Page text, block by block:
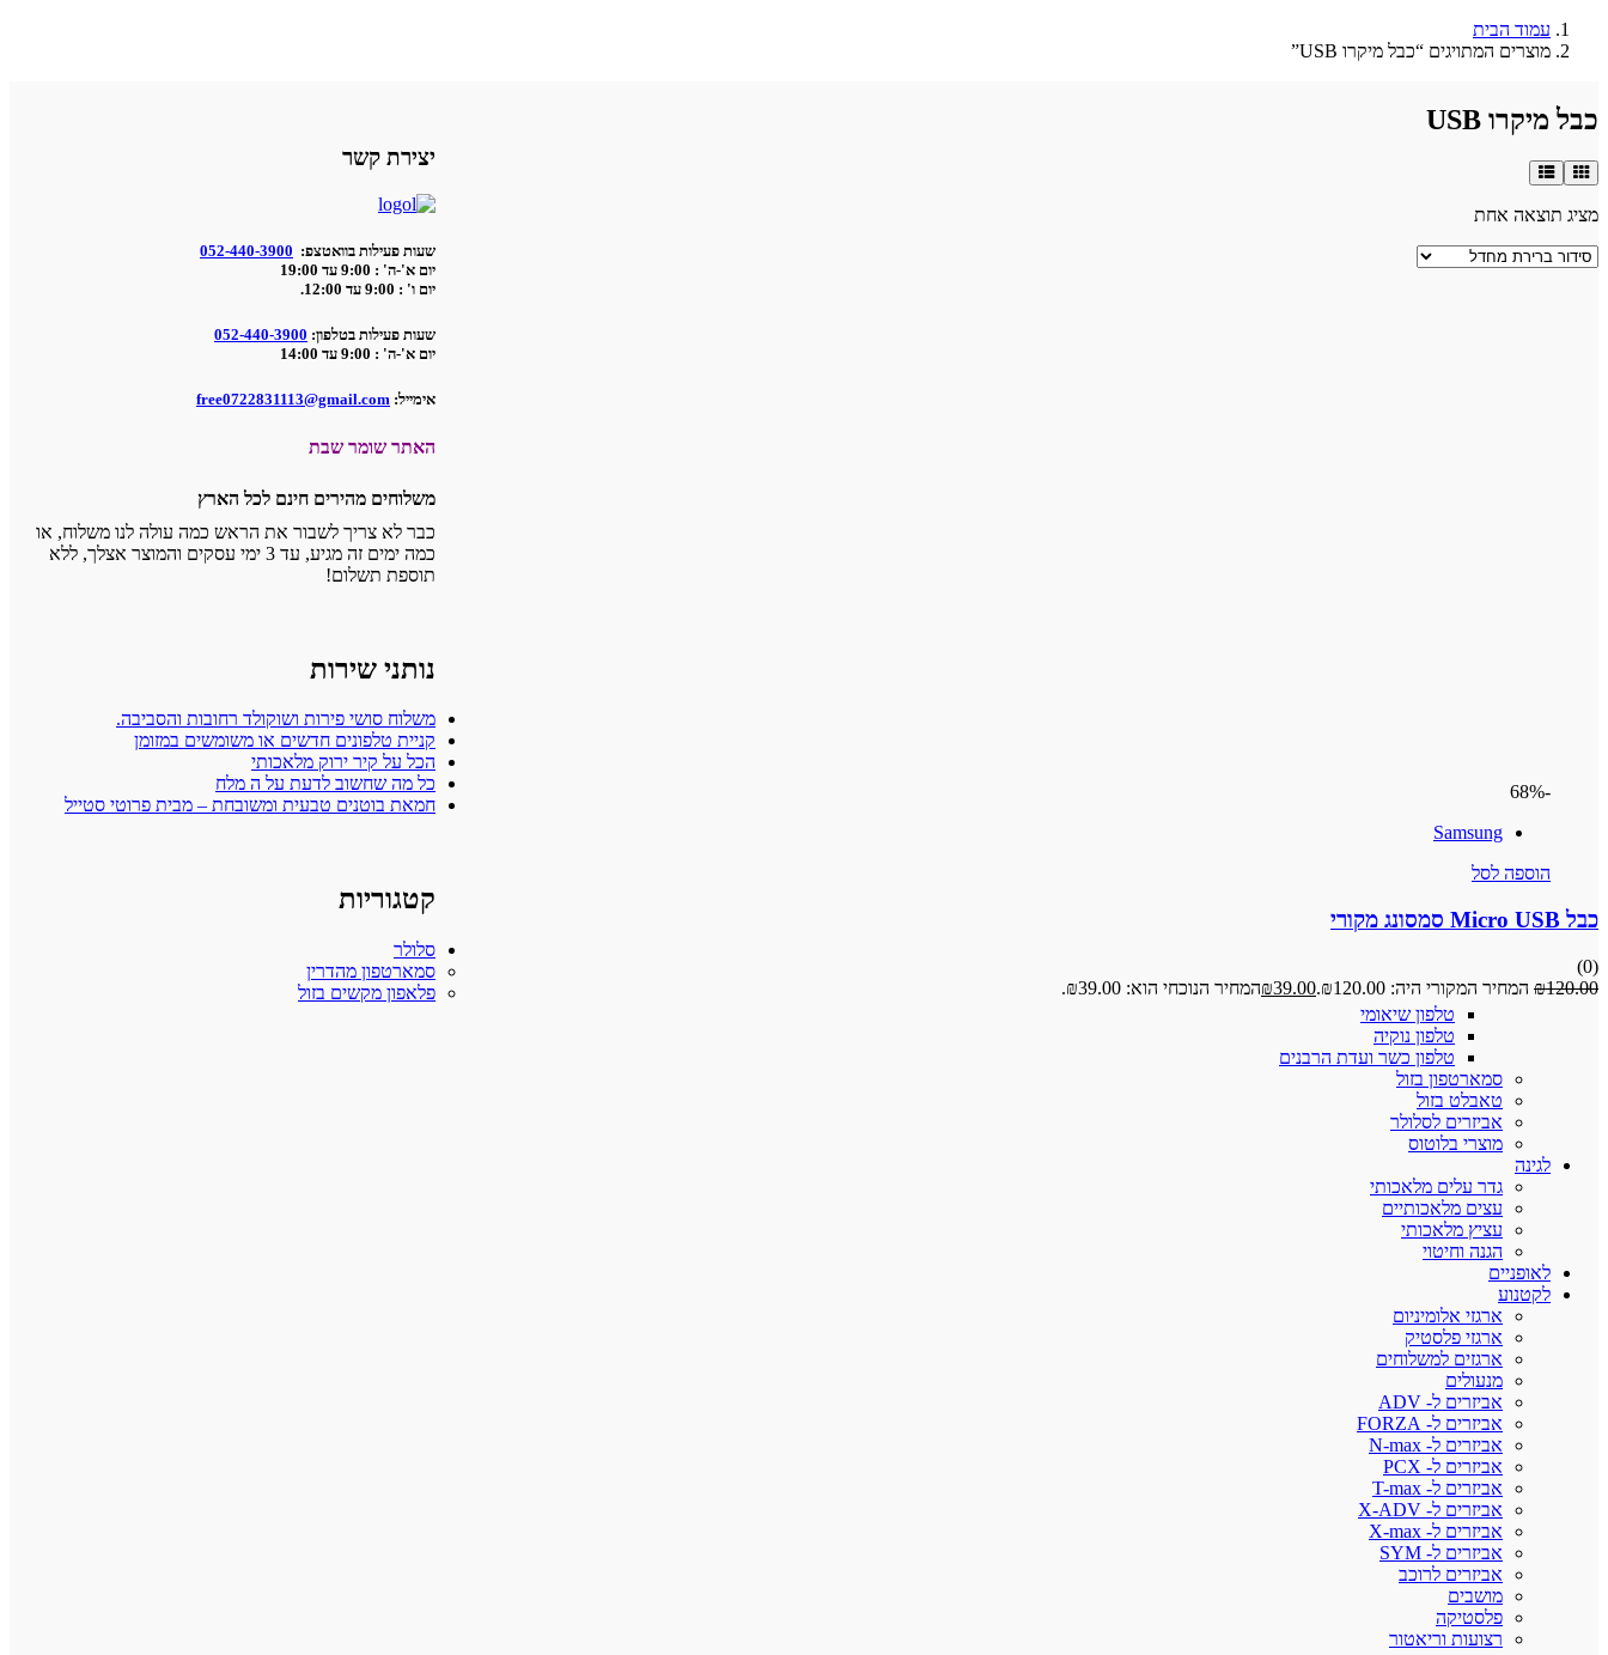
עמוד הבית
מוצרים המתויגים “כבל מיקרו USB”
כבל מיקרו USB
מציג תוצאה אחת
-68%
Samsung
הוספה לסל
כבל Micro USB סמסונג מקורי
(0)
₪120.00 המחיר המקורי היה: ₪120.00. ₪39.00 המחיר הנוכחי הוא: ₪39.00.
יצירת קשר
שעות פעילות בוואטצפ: 052-440-3900
יום א'-ה' : 9:00 עד 19:00
יום ו' : 9:00 עד 12:00.
שעות פעילות בטלפון: 052-440-3900
יום א'-ה' : 9:00 עד 14:00
אימייל: free0722831113@gmail.com
האתר שומר שבת
משלוחים מהירים חינם לכל הארץ
כבר לא צריך לשבור את הראש כמה עולה לנו משלוח, או
כמה ימים זה מגיע, עד 3 ימי עסקים והמוצר אצלך, ללא
תוספת תשלום!
נותני שירות
משלוח סושי פירות ושוקולד רחובות והסביבה.
קניית טלפונים חדשים או משומשים במזומן
הכל על קיר ירוק מלאכותי
כל מה שחשוב לדעת על ה מלח
חמאת בוטנים טבעית ומשובחת – מבית פרוטי סטייל
קטגוריות
סלולר
סמארטפון מהדרין
פלאפון מקשים בזול
טלפון שיאומי
טלפון נוקיה
טלפון כשר ועדת הרבנים
סמארטפון בזול
טאבלט בזול
אביזרים לסלולר
מוצרי בלוטוס
לגינה
גדר עלים מלאכותי
עצים מלאכותיים
עציץ מלאכותי
הגנה וחיטוי
לאופניים
לקטנוע
ארגזי אלומיניום
ארגזי פלסטיק
ארגזים למשלוחים
מנעולים
אביזרים ל- ADV
אביזרים ל- FORZA
אביזרים ל- N-max
אביזרים ל- PCX
אביזרים ל- T-max
אביזרים ל- X-ADV
אביזרים ל- X-max
אביזרים ל- SYM
אביזרים לרוכב
מושבים
פלסטיקה
רצועות וריאטור